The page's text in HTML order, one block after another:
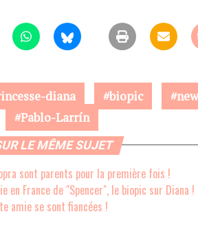
diana biopic
Pablo-Larrín
LE MÊME SUJET
sont parents pour la première fois !
en France de "Spencer", le biopic sur Diana !
amie se sont fiancées !